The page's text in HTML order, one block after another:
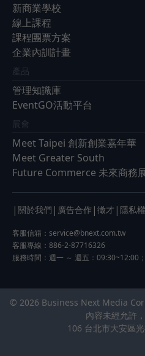
新商業學校
線上課程
課程團票方案
企業內訓計畫
產品
管理知識庫
EventGO活動平台
展會
Meet Taipei 創新創業嘉年華
Meet Greater South
Future Commerce 未來商務
| 關於我們 | 廣告合作 | 徵才 | 隱私
客服信箱： service@bnext.com.tw
客服專線：886-2-87716326
服務時間：週一 ～ 週五：09:30~12:00
© 2026 Business Next Media
內容未經允許
106 台北市大安區